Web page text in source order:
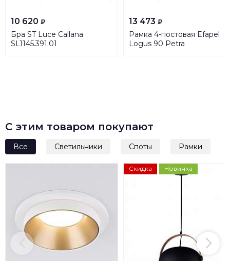
10 620 ₽
Бра ST Luce Callana
SL1145.391.01
13 473 ₽
Рамка 4-постовая Efapel
Logus 90 Petra
С этим товаром покупают
Все Светильники Споты Рамки
Скидка Новинка